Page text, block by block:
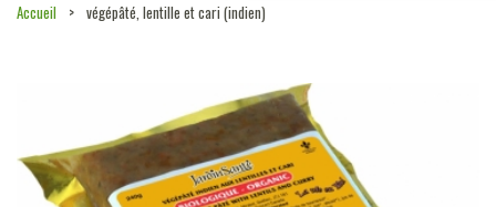
Accueil > végépâté, lentille et cari (indien)